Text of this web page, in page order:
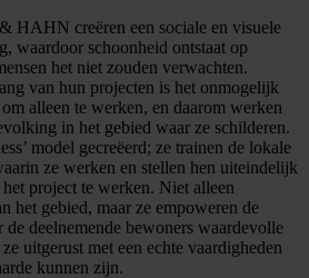
HAHN creëren een sociale en visuele
waardoor schoonheid ontstaat op
het niet zouden verwachten.
van hun projecten is het onmogelijk
alleen te werken, en daarom werken
in het gebied waar ze schilderen.
model gecreëerd; ze trainen de lokale
ze werken en stellen hen uiteindelijk
project te werken. Niet alleen
het gebied, maar ze empoweren de
de deelnemende bewoners waardevolle
uitgerust met een echte vaardigheden
kunnen zijn.